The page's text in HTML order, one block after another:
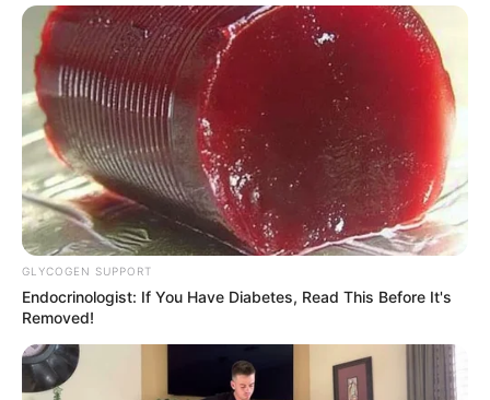
UTILE PAS UTILE
Le Couplé du Jour
4 – 14 – 13
Stop ou Encore! C’est à vous de décider!
Notre rubrique « le Couplé du jour en combiné 3
chevaux » s’affichera uniquement si elle est
plébiscitée sur les réseaux sociaux représentés par
Les résultats dans le Quinté du Lundi 27 Mai
GLYCOGEN SUPPORT
Endocrinologist: If You Have Diabetes, Read This Before It's
Removed!